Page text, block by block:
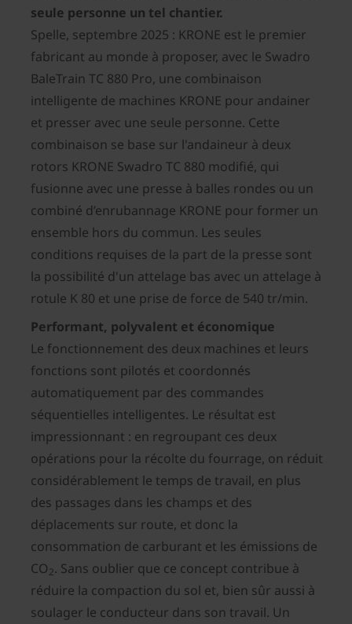
seule personne un tel chantier.
Spelle, septembre 2025 : KRONE est le premier
fabricant au monde à proposer, avec le Swadro
BaleTrain TC 880 Pro, une combinaison
intelligente de machines KRONE pour andainer
et presser avec une seule personne. Cette
combinaison se base sur l'andaineur à deux
rotors KRONE Swadro TC 880 modifié, qui
fusionne avec une presse à balles rondes ou un
combiné d’enrubannage KRONE pour former un
ensemble hors du commun. Les seules
conditions requises de la part de la presse sont
la possibilité d'un attelage bas avec un attelage à
rotule K 80 et une prise de force de 540 tr/min.
Performant, polyvalent et économique
Le fonctionnement des deux machines et leurs
fonctions sont pilotés et coordonnés
automatiquement par des commandes
séquentielles intelligentes. Le résultat est
impressionnant : en regroupant ces deux
opérations pour la récolte du fourrage, on réduit
considérablement le temps de travail, en plus
des passages dans les champs et des
déplacements sur route, et donc la
consommation de carburant et les émissions de
CO2. Sans oublier que ce concept contribue à
réduire la compaction du sol et, bien sûr aussi à
soulager le conducteur dans son travail. Un